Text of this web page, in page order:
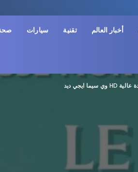
أخبار العالم تقنية سيارات